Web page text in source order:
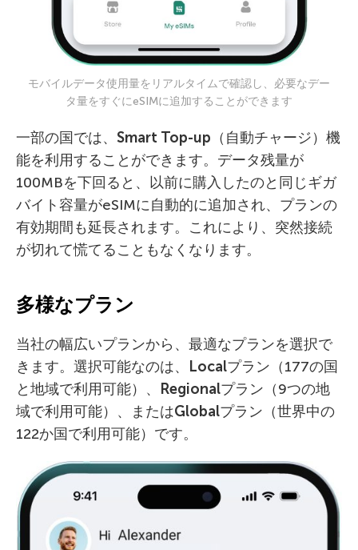
モバイルデータ使用量をリアルタイムで確認し、必要なデー
タ量をすぐにeSIMに追加することができます
一部の国では、 Smart Top-up （自動チャージ）機
能を利用することができます。データ残量が
100MBを下回ると、以前に購入したのと同じギガ
バイト容量がeSIMに自動的に追加され、プランの
有効期間も延長されます。これにより、突然接続
が切れて慌てることもなくなります。
多様なプラン
当社の幅広いプランから、最適なプランを選択で
きます。選択可能なのは、
Localプラン（177の国
と地域で利用可能）、
Regionalプラン（9つの地
域で利用可能）、またはGlobalプラン（世界中の
122か国で利用可能）です。